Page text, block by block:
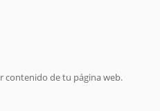
contenido de tu página web.